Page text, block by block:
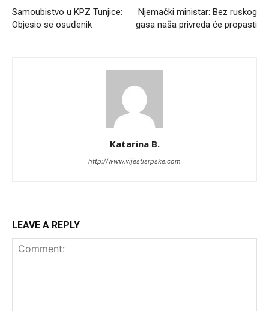
Samoubistvo u KPZ Tunjice:
Objesio se osuđenik
Njemački ministar: Bez ruskog
gasa naša privreda će propasti
Katarina B.
http://www.vijestisrpske.com
LEAVE A REPLY